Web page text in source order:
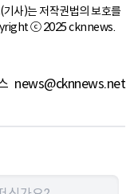
사)는 저작권법의 보호를
ⓒ 2025 cknnews.
news@cknnews.net